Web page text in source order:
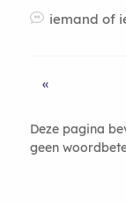
iemand of
«
Deze pagina
geen